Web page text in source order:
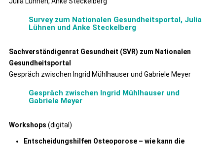
Survey zum Nationalen Gesundheitsportal, Julia
Lühnen und Anke Steckelberg
Sachverständigenrat Gesundheit (SVR) zum Nationalen
Gesundheitsportal
Gespräch zwischen Ingrid Mühlhauser und Gabriele Meyer
Gespräch zwischen Ingrid Mühlhauser und
Gabriele Meyer
Workshops (digital)
Entscheidungshilfen Osteoporose – wie kann die